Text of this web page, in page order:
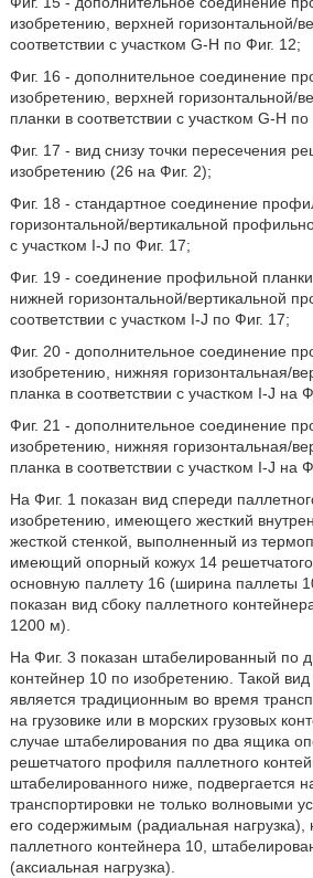
изобретению, верхней горизонтальной/
соответствии с участком G-H по Фиг. 12;
Фиг. 16 - дополнительное соединение
изобретению, верхней горизонтальной/
планки в соответствии с участком G-H
Фиг. 17 - вид снизу точки пересечения
изобретению (26 на Фиг. 2);
Фиг. 18 - стандартное соединение
горизонтальной/вертикальной
с участком I-J по Фиг. 17;
Фиг. 19 - соединение профильной
нижней горизонтальной/вертикальной
соответствии с участком I-J по Фиг. 17;
Фиг. 20 - дополнительное соединение
изобретению, нижняя горизонтальная/
планка в соответствии с участком I-J на
Фиг. 21 - дополнительное соединение
изобретению, нижняя горизонтальная/
планка в соответствии с участком I-J на
На Фиг. 1 показан вид спереди
изобретению, имеющего жесткий
жесткой стенкой, выполненный из
имеющий опорный кожух 14
основную паллету 16 (ширина паллеты
показан вид сбоку паллетного
1200 м).
На Фиг. 3 показан штабелированный по
контейнер 10 по изобретению. Такой
является традиционным во время
на грузовике или в морских грузовых
случае штабелирования по два ящика
решетчатого профиля паллетного
штабелированного ниже, подвергается
транспортировки не только волновыми
его содержимым (радиальная нагрузка),
паллетного контейнера 10,
(аксиальная нагрузка).